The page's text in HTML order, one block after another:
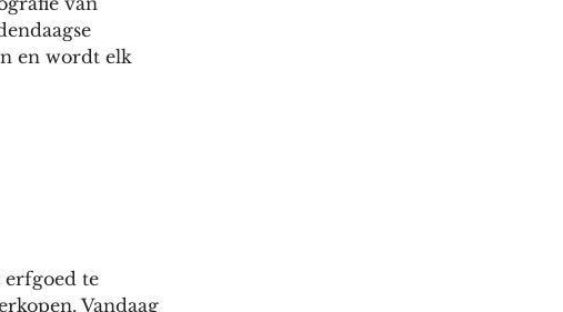
en wordt elk
erfgoed te
Vandaag